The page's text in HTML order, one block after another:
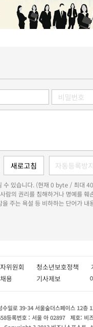
수 있습니다. (현재 0 byte / 최대
람의 권리를 침해하거나 명예를
주는 욕설 등 비하하는 단어가
자위원회 청소년보호정책
채용 기사제보
수일로 39-34 서울숲더스페이스 12층
등록번호 : 서울 아 02897 제호: 비